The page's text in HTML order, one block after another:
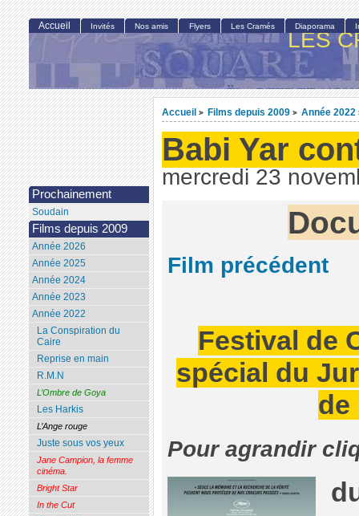
LES
Accueil > Films depuis 2009 > Année 2022
Babi Yar
mercredi 23
Film précédent
Festival de
spécial du
de
Pour agrandir
Accueil Invités Nos amis Flyers Les Cramés Diaporama
Prochainement
Soudain
Films depuis 2009
Année 2026
Année 2025
Année 2024
Année 2023
Année 2022
La Conspiration du
Caire
Reprise en main
R.M.N
L’Ombre de Goya
Les Harkis
L’Ange rouge
Juste sous vos yeux
Jane Campion, la femme
cinéma.
Bright Star
In the Cut